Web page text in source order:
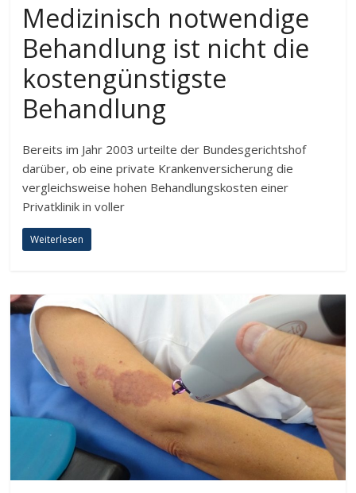
Medizinisch notwendige
Behandlung ist nicht die
kostengünstigste
Behandlung
Bereits im Jahr 2003 urteilte der Bundesgerichtshof
darüber, ob eine private Krankenversicherung die
vergleichsweise hohen Behandlungskosten einer
Privatklinik in voller
Weiterlesen